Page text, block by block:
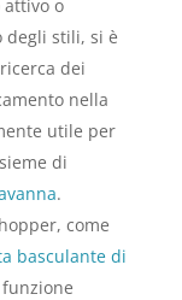
o
degli stili, si è
dei
nella
utile per
di
.
come
basculante di